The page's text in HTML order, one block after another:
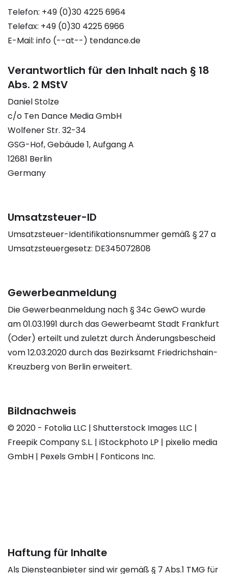
Telefon: +49 (0)30 4225 6964
Telefax: +49 (0)30 4225 6966
E-Mail: info (--at--) tendance.de
Verantwortlich für den Inhalt nach § 18
Abs. 2 MStV
Daniel Stolze
c/o Ten Dance Media GmbH
Wolfener Str. 32-34
GSG-Hof, Gebäude 1, Aufgang A
12681 Berlin
Germany
Umsatzsteuer-ID
Umsatzsteuer-Identifikationsnummer gemäß § 27 a
Umsatzsteuergesetz: DE345072808
Gewerbeanmeldung
Die Gewerbeanmeldung nach § 34c GewO wurde
am 01.03.1991 durch das Gewerbeamt Stadt Frankfurt
(Oder) erteilt und zuletzt durch Änderungsbescheid
vom 12.03.2020 durch das Bezirksamt Friedrichshain-
Kreuzberg von Berlin erweitert.
Bildnachweis
© 2020 - Fotolia LLC | Shutterstock Images LLC |
Freepik Company S.L. | iStockphoto LP | pixelio media
GmbH | Pexels GmbH | Fonticons Inc.
Haftung für Inhalte
Als Diensteanbieter sind wir gemäß § 7 Abs.1 TMG für